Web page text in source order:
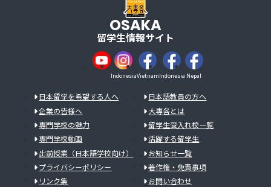
OSAKA
留学生情報サイト
IndonesiaVietnamIndonesia Nepal
日本留学を希望する人へ
日本語教員の方へ
企業の皆様へ
大専各とは
専門学校の魅力
留学生受入れ校一覧
専門学校動画
活躍する留学生
出前授業（日本語学校向け）
お知らせ一覧
プライバシーポリシー
著作権・免責事項
リンク集
お問い合わせ